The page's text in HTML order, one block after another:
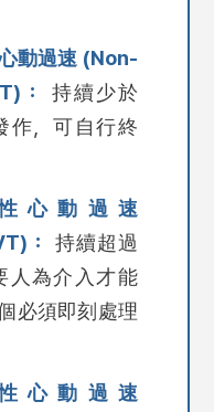
動過速 (Non-
：
持續少於
作，可自行終
心動過速
：
持續超過
人為介入才能
必須即刻處理
心動過速